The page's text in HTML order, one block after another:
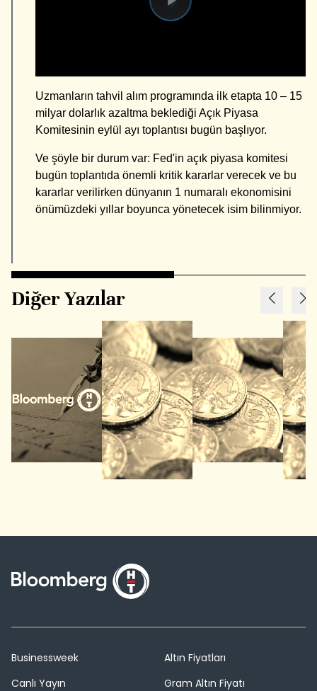
Videoyu
Uzmanların tahvil alım programında ilk etapta 10 – 15
milyar dolarlık azaltma beklediği Açık Piyasa
Komitesinin eylül ayı toplantısı bugün başlıyor.
Ve şöyle bir durum var: Fed'in açık piyasa komitesi
bugün toplantıda önemli kritik kararlar verecek ve bu
kararlar verilirken dünyanın 1 numaralı ekonomisini
önümüzdeki yıllar boyunca yönetecek isim bilinmiyor.
Diğer Yazılar
Businessweek
Canlı Yayın
Altın Fiyatları
Gram Altın Fiyatı